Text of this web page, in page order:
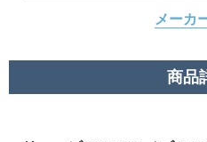
メーカ
商品